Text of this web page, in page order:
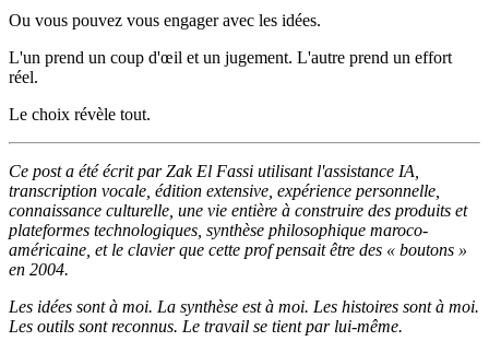
Ou vous pouvez vous engager avec les idées.
L'un prend un coup d'œil et un jugement. L'autre prend un effort
réel.
Le choix révèle tout.
Ce post a été écrit par Zak El Fassi utilisant l'assistance IA,
transcription vocale, édition extensive, expérience personnelle,
connaissance culturelle, une vie entière à construire des produits et
plateformes technologiques, synthèse philosophique maroco-
américaine, et le clavier que cette prof pensait être des « boutons »
en 2004.
Les idées sont à moi. La synthèse est à moi. Les histoires sont à moi.
Les outils sont reconnus. Le travail se tient par lui-même.